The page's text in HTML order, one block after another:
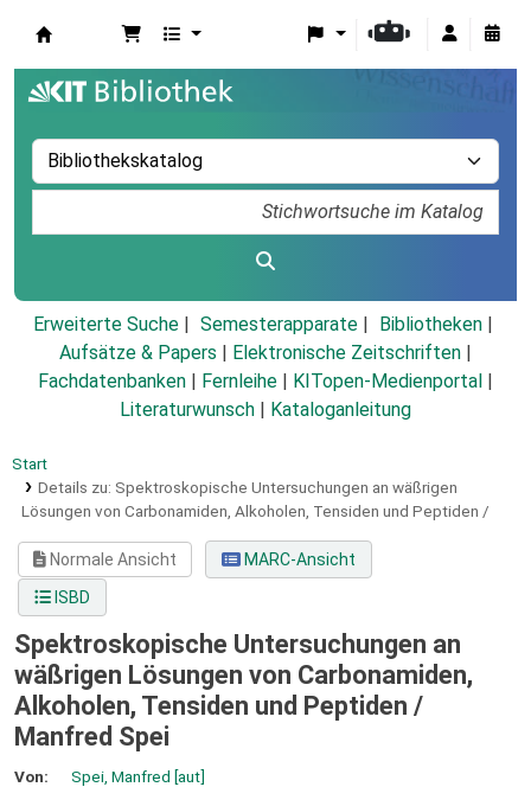
Erweiterte Suche Semesterapparate
Bibliotheken
Aufsätze & Papers
Elektronische Zeitschriften
Fachdatenbanken
Fernleihe KITopen-Medienportal
Literaturwunsch
Kataloganleitung
Start
Details zu: Spektroskopische Untersuchungen an wäßrigen
Lösungen von Carbonamiden, Alkoholen, Tensiden und Peptiden /
Normale Ansicht
MARC-Ansicht
ISBD
Spektroskopische Untersuchungen an
wäßrigen Lösungen von Carbonamiden,
Alkoholen, Tensiden und Peptiden /
Manfred Spei
Von: Spei, Manfred [aut]